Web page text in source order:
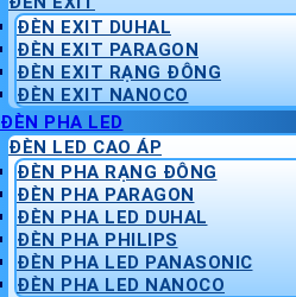
ĐÈN EXIT DUHAL
ĐÈN EXIT PARAGON
ĐÈN EXIT RẠNG ĐÔNG
ĐÈN EXIT NANOCO
ĐÈN PHA LED
ĐÈN LED CAO ÁP
ĐÈN PHA RẠNG ĐÔNG
ĐÈN PHA PARAGON
ĐÈN PHA LED DUHAL
ĐÈN PHA PHILIPS
ĐÈN PHA LED PANASONIC
ĐÈN PHA LED NANOCO